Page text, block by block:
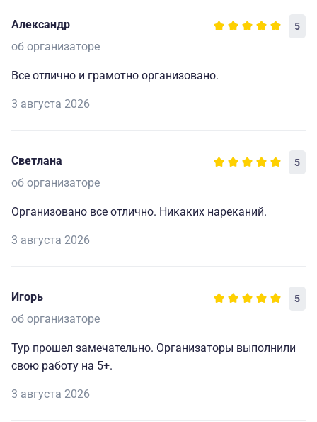
Александр 5
об организаторе
Все отлично и грамотно организовано.
3 августа 2026
Светлана 5
об организаторе
Организовано все отлично. Никаких нареканий.
3 августа 2026
Игорь 5
об организаторе
Тур прошел замечательно. Организаторы выполнили
свою работу на 5+.
3 августа 2026